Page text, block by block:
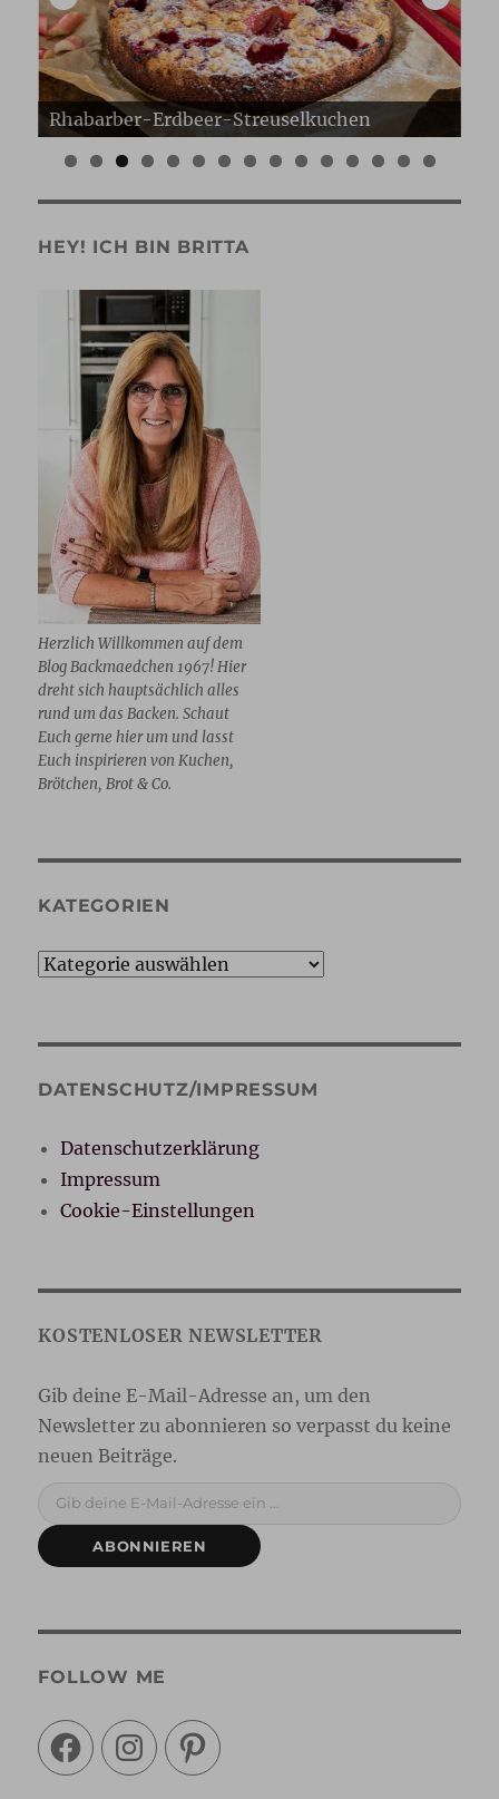
Erdbeer Gugelhupf
0 1 2 3 4 5
HEY! ICH BIN BRITTA
Herzlich Willkommen auf dem
Blog Backmaedchen 1967! Hier
dreht sich hauptsächlich alles
rund um das Backen. Schaut
Euch gerne hier um und lasst
Euch inspirieren von Kuchen,
Brötchen, Brot & Co.
KATEGORIEN
Kategorien
DATENSCHUTZ/IMPRESSUM
Datenschutzerklärung
Impressum
Cookie-Einstellungen
ABONNIEREN
FOLLOW ME
FacebookInstagramPinterest